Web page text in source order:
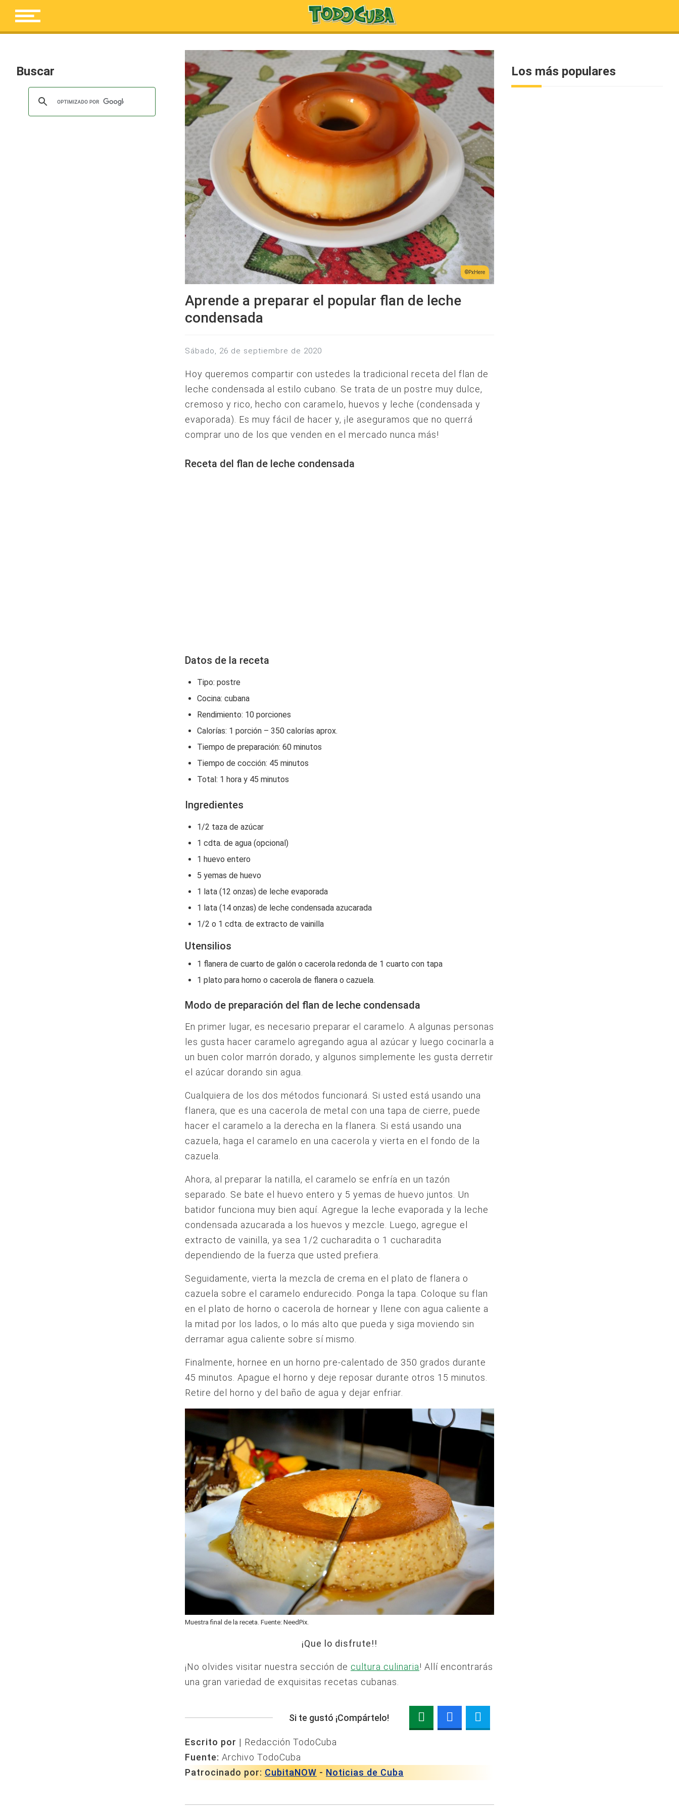
Buscar
PxHere
Aprende a preparar el popular flan de leche
condensada
sábado, 26 de septiembre de 2020
Hoy queremos compartir con ustedes la tradicional receta del flan de
leche condensada al estilo cubano. Se trata de un postre muy dulce,
cremoso y rico, hecho con caramelo, huevos y leche (condensada y
evaporada). Es muy fácil de hacer y, ¡le aseguramos que no querrá
comprar uno de los que venden en el mercado nunca más!
Receta del flan de leche condensada
Datos de la receta
Tipo:‌ postre
Cocina:‌ ‌cubana
Rendimiento:‌ 10 porciones
Calorías: 1 porción –‌ 350 calorías‌ ‌aprox.‌ ‌
Tiempo‌ ‌de‌ ‌preparación: 60 minutos
Tiempo‌ ‌de‌ ‌cocción:‌ 45 minutos
Total:‌ 1 hora y 45 minutos
Ingredientes
1/2 taza de azúcar
1 cdta. de agua (opcional)
1 huevo entero
5 yemas de huevo
1 lata (12 onzas) de leche evaporada
1 lata (14 onzas) de leche condensada azucarada
1/2 o 1 cdta. de extracto de vainilla
Utensilios
1 flanera de cuarto de galón o cacerola redonda de 1 cuarto con tapa
1 plato para horno o cacerola de flanera o cazuela.
Modo de preparación del flan de leche condensada
En primer lugar, es necesario preparar el caramelo. A algunas personas
les gusta hacer caramelo agregando agua al azúcar y luego cocinarla a
un buen color marrón dorado, y algunos simplemente les gusta derretir
el azúcar dorando sin agua.
Cualquiera de los dos métodos funcionará. Si usted está usando una
flanera, que es una cacerola de metal con una tapa de cierre, puede
hacer el caramelo a la derecha en la flanera. Si está usando una
cazuela, haga el caramelo en una cacerola y vierta en el fondo de la
cazuela.
Ahora, al preparar la natilla, el caramelo se enfría en un tazón
separado. Se bate el huevo entero y 5 yemas de huevo juntos. Un
batidor funciona muy bien aquí. Agregue la leche evaporada y la leche
condensada azucarada a los huevos y mezcle. Luego, agregue el
extracto de vainilla, ya sea 1/2 cucharadita o 1 cucharadita
dependiendo de la fuerza que usted prefiera.
Seguidamente, vierta la mezcla de crema en el plato de flanera o
cazuela sobre el caramelo endurecido. Ponga la tapa. Coloque su flan
en el plato de horno o cacerola de hornear y llene con agua caliente a
la mitad por los lados, o lo más alto que pueda y siga moviendo sin
derramar agua caliente sobre sí mismo.
Finalmente, hornee en un horno pre-calentado de 350 grados durante
45 minutos. Apague el horno y deje reposar durante otros 15 minutos.
Retire del horno y del baño de agua y dejar enfriar.
Muestra final de la receta. Fuente: NeedPix.
¡Que lo disfrute!!
¡No olvides visitar nuestra sección de cultura culinaria! Allí encontrarás
una gran variedad de exquisitas recetas cubanas.
Si te gustó ¡Compártelo!
Escrito por | Redacción TodoCuba
Fuente: Archivo TodoCuba
Patrocinado por: CubitaNOW - Noticias de Cuba
Los más populares